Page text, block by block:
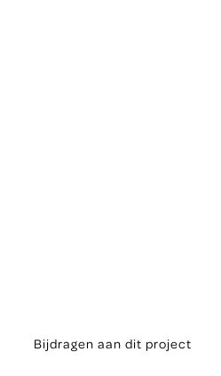
Bijdragen aan dit project